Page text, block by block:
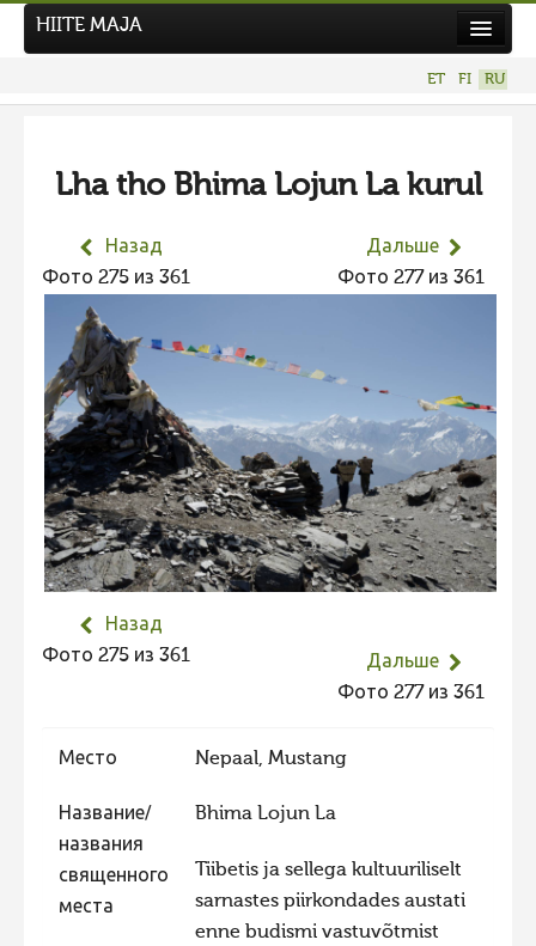
Hiite kuvavõistlus 2026
Фотоконкурс 2025
Не учитываются 2025
Видео 2025
Фотоконкурс 2024
Не учитываются 2024
Видео 2024
Фотоконкурс 2023
Не учитываются 2023
Фотоконкурс 2022
Фотоконкурс 2021
Видео 2021
Фотоконкурс 2020
Фотоконкурс 2019
HIITE MAJA
ET FI RU
Lha tho Bhima Lojun La kurul
Назад
Фото 275 из 361
Дальше
Фото 277 из 361
Назад
Фото 275 из 361
Дальше
Фото 277 из 361
Место Nepaal, Mustang
Название/
названия
священного
места
Bhima Lojun La
Tiibetis ja sellega kultuuriliselt
sarnastes piirkondades austati
enne budismi vastuvõtmist